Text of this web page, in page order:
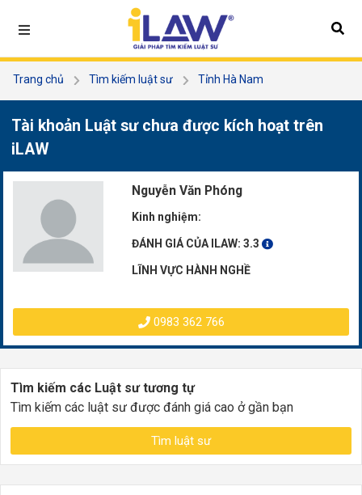
Trang chủ Tìm kiếm luật sư
Tỉnh Hà Nam
Tài khoản Luật sư chưa được kích hoạt trên
iLAW
Nguyễn Văn Phóng
Kinh nghiệm:
ĐÁNH GIÁ CỦA ILAW: 3.3
LĨNH VỰC HÀNH NGHỀ
0983 362 766
Tìm kiếm các Luật sư tương tự
Tìm kiếm các luật sư được đánh giá cao ở gần bạn
Tìm luật sư